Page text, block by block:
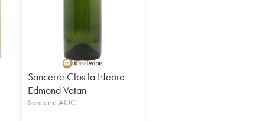
Sancerre Clos la Neore
Edmond Vatan
Sancerre AOC